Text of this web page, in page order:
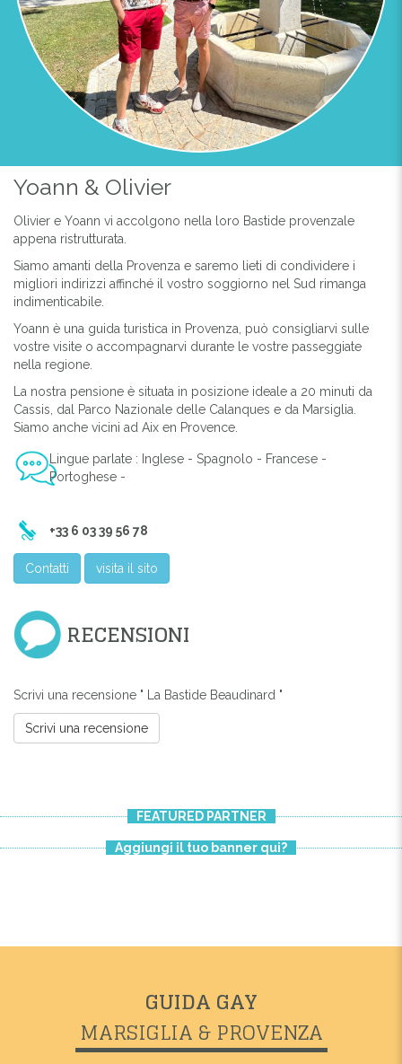
FAÇADE BASTIDE BEAUDINARD
Previous
Yoann & Olivier
Olivier e Yoann vi accolgono nella loro Bastide provenzale
appena ristrutturata.
Siamo amanti della Provenza e saremo lieti di condividere i
migliori indirizzi affinché il vostro soggiorno nel Sud rimanga
indimenticabile.
Yoann è una guida turistica in Provenza, può consigliarvi sulle
vostre visite o accompagnarvi durante le vostre passeggiate
nella regione.
La nostra pensione è situata in posizione ideale a 20 minuti da
Cassis, dal Parco Nazionale delle Calanques e da Marsiglia.
Siamo anche vicini ad Aix en Provence.
Lingue parlate : Inglese - Spagnolo - Francese -
Portoghese -
+33 6 03 39 56 78
Contatti visita il sito
RECENSIONI
Scrivi una recensione " La Bastide Beaudinard "
Scrivi una recensione
FEATURED PARTNER
Aggiungi il tuo banner qui?
GUIDA GAY
MARSIGLIA & PROVENZA